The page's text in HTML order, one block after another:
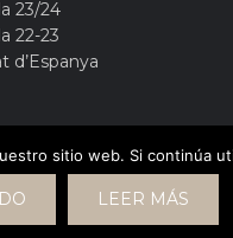
23/24
22-23
d’Espanya
sitio web. Si continúa
LEER MÁS